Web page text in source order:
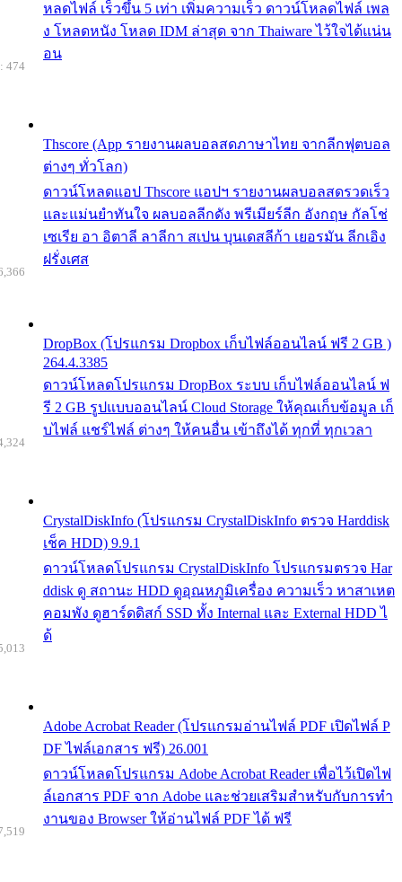
หลดไฟล์ เร็วขึ้น 5 เท่า เพิ่มความเร็ว ดาวน์โหลดไฟล์ เพล
ง โหลดหนัง โหลด IDM ล่าสุด จาก Thaiware ไว้ใจได้แน่น
อน
Thscore (App รายงานผลบอลสดภาษาไทย จากลีกฟุตบอล
ต่างๆ ทั่วโลก)
ดาวน์โหลดแอป Thscore แอปฯ รายงานผลบอลสดรวดเร็ว
และแม่นยำทันใจ ผลบอลลีกดัง พรีเมียร์ลีก อังกฤษ กัลโช่
เซเรีย อา อิตาลี ลาลีกา สเปน บุนเดสลีก้า เยอรมัน ลีกเอิง
ฝรั่งเศส
474
DropBox (โปรแกรม Dropbox เก็บไฟล์ออนไลน์ ฟรี 2 GB )
264.4.3385
ดาวน์โหลดโปรแกรม DropBox ระบบ เก็บไฟล์ออนไลน์ ฟ
รี 2 GB รูปแบบออนไลน์ Cloud Storage ให้คุณเก็บข้อมูล เก็
บไฟล์ แชร์ไฟล์ ต่างๆ ให้คนอื่น เข้าถึงได้ ทุกที่ ทุกเวลา
CrystalDiskInfo (โปรแกรม CrystalDiskInfo ตรวจ Harddisk
เช็ค HDD) 9.9.1
ดาวน์โหลดโปรแกรม CrystalDiskInfo โปรแกรมตรวจ Har
ddisk ดู สถานะ HDD ดูอุณหภูมิเครื่อง ความเร็ว หาสาเหต
คอมพัง ดูฮาร์ดดิสก์ SSD ทั้ง Internal และ External HDD ไ
ด้
Adobe Acrobat Reader (โปรแกรมอ่านไฟล์ PDF เปิดไฟล์ P
DF ไฟล์เอกสาร ฟรี) 26.001
ดาวน์โหลดโปรแกรม Adobe Acrobat Reader เพื่อไว้เปิดไฟ
ล์เอกสาร PDF จาก Adobe และช่วยเสริมสำหรับกับการทำ
งานของ Browser ให้อ่านไฟล์ PDF ได้ ฟรี